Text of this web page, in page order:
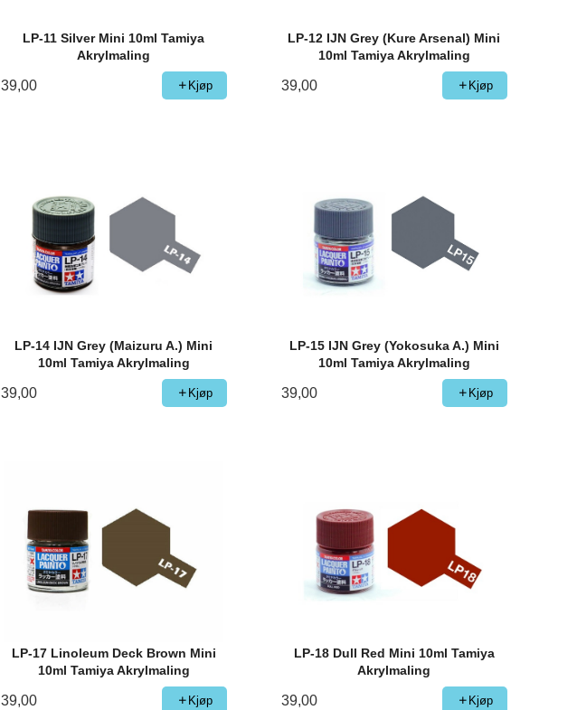
LP-11 Silver Mini 10ml Tamiya
Akrylmaling
39,00 Kjøp
LP-12 IJN Grey (Kure Arsenal) Mini
10ml Tamiya Akrylmaling
39,00 Kjøp
LP-14 IJN Grey (Maizuru A.) Mini
10ml Tamiya Akrylmaling
39,00 Kjøp
LP-15 IJN Grey (Yokosuka A.) Mini
10ml Tamiya Akrylmaling
39,00 Kjøp
LP-17 Linoleum Deck Brown Mini
10ml Tamiya Akrylmaling
39,00 Kjøp
LP-18 Dull Red Mini 10ml Tamiya
Akrylmaling
39,00 Kjøp